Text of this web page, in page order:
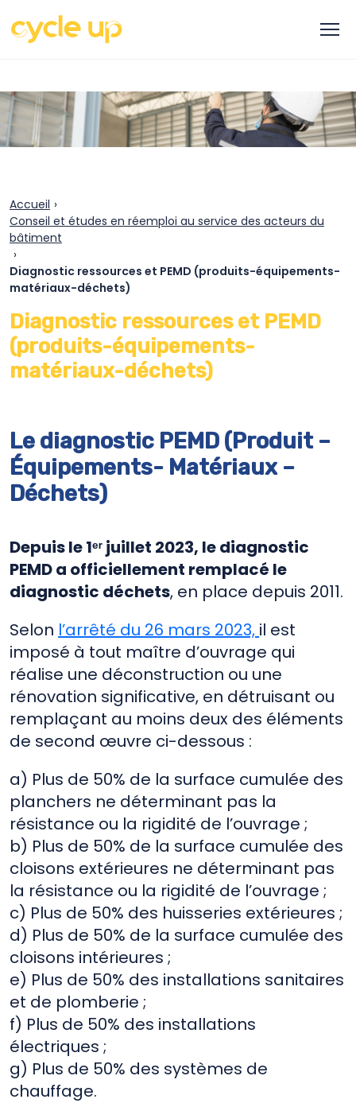
Accueil ›
Conseil et études en réemploi au service des acteurs du
bâtiment
›
Diagnostic ressources et PEMD (produits-équipements-
matériaux-déchets)
Diagnostic ressources et PEMD
(produits-équipements-
matériaux-déchets)
Le diagnostic PEMD (Produit –
Équipements- Matériaux –
Déchets)
Depuis le 1ᵉʳ juillet 2023, le diagnostic
PEMD a officiellement remplacé le
diagnostic déchets, en place depuis 2011.
Selon l’arrêté du 26 mars 2023, il est
imposé à tout maître d’ouvrage qui
réalise une déconstruction ou une
rénovation significative, en détruisant ou
remplaçant au moins deux des éléments
de second œuvre ci-dessous :
a) Plus de 50% de la surface cumulée des
planchers ne déterminant pas la
résistance ou la rigidité de l’ouvrage ;
b) Plus de 50% de la surface cumulée des
cloisons extérieures ne déterminant pas
la résistance ou la rigidité de l’ouvrage ;
c) Plus de 50% des huisseries extérieures ;
d) Plus de 50% de la surface cumulée des
cloisons intérieures ;
e) Plus de 50% des installations sanitaires
et de plomberie ;
f) Plus de 50% des installations
électriques ;
g) Plus de 50% des systèmes de
chauffage.